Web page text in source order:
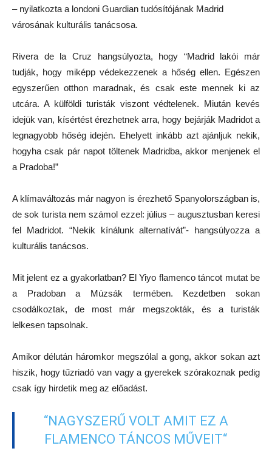
– nyilatkozta a londoni Guardian tudósítójának Madrid
városának kulturális tanácsosa.
Rivera de la Cruz hangsúlyozta, hogy “Madrid lakói már
tudják, hogy miképp védekezzenek a hőség ellen. Egészen
egyszerűen otthon maradnak, és csak este mennek ki az
utcára. A külföldi turisták viszont védtelenek. Miután kevés
idejük van, kísértést érezhetnek arra, hogy bejárják Madridot a
legnagyobb hőség idején. Ehelyett inkább azt ajánljuk nekik,
hogyha csak pár napot töltenek Madridba, akkor menjenek el
a Pradoba!”
A klímaváltozás már nagyon is érezhető Spanyolországban is,
de sok turista nem számol ezzel: július – augusztusban keresi
fel Madridot. “Nekik kínálunk alternatívát”- hangsúlyozza a
kulturális tanácsos.
Mit jelent ez a gyakorlatban? El Yiyo flamenco táncot mutat be
a Pradoban a Múzsák termében. Kezdetben sokan
csodálkoztak, de most már megszokták, és a turisták
lelkesen tapsolnak.
Amikor délután háromkor megszólal a gong, akkor sokan azt
hiszik, hogy tűzriadó van vagy a gyerekek szórakoznak pedig
csak így hirdetik meg az előadást.
“NAGYSZERŰ VOLT AMIT EZ A
FLAMENCO TÁNCOS MŰVEIT“